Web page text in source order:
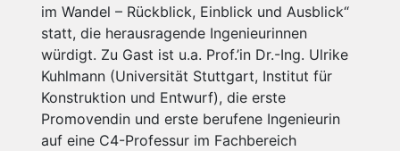
im Wandel – Rückblick, Einblick und Ausblick“
statt, die herausragende Ingenieurinnen
würdigt. Zu Gast ist u.a. Prof.’in Dr.-Ing. Ulrike
Kuhlmann (Universität Stuttgart, Institut für
Konstruktion und Entwurf), die erste
Promovendin und erste berufene Ingenieurin
auf eine C4-Professur im Fachbereich